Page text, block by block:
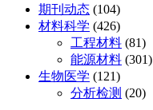
期刊动态 (104)
材料科学 (426)
工程材料 (81)
能源材料 (301)
生物医学 (121)
分析检测 (20)